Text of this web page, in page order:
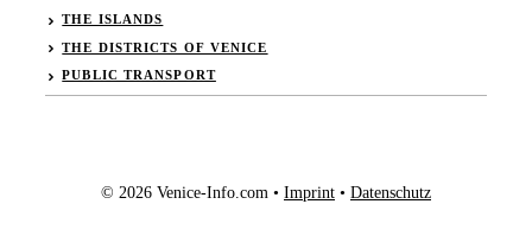
THE ISLANDS
THE DISTRICTS OF VENICE
PUBLIC TRANSPORT
© 2026 Venice-Info.com • Imprint • Datenschutz